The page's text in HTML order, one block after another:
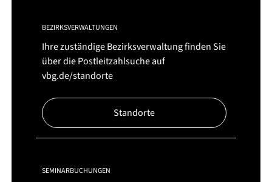
BEZIRKSVERWALTUNGEN
Ihre zuständige Bezirksverwaltung finden Sie
über die Postleitzahlsuche auf
vbg.de/standorte
Standorte
SEMINARBUCHUNGEN